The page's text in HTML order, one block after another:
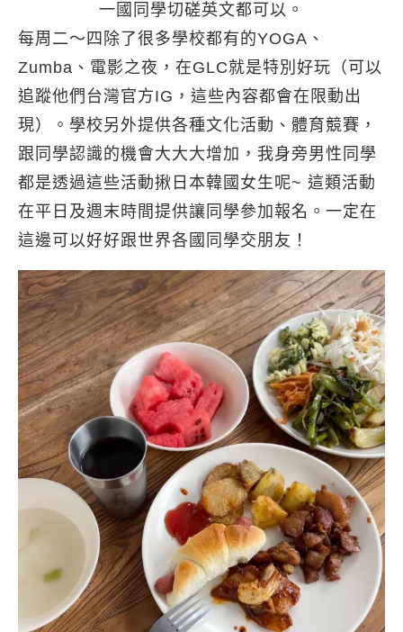
一國同學切磋英文都可以。
每周二～四除了很多學校都有的YOGA、
Zumba、電影之夜，在GLC就是特別好玩（可以
追蹤他們台灣官方IG，這些內容都會在限動出
現）。學校另外提供各種文化活動、體育競賽，
跟同學認識的機會大大大增加，我身旁男性同學
都是透過這些活動揪日本韓國女生呢~ 這類活動
在平日及週末時間提供讓同學參加報名。一定在
這邊可以好好跟世界各國同學交朋友！